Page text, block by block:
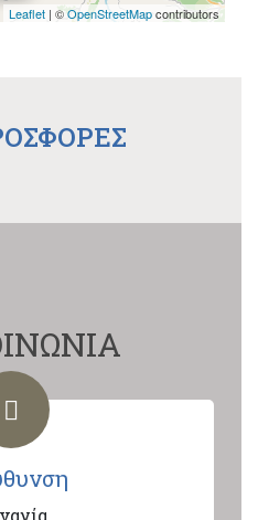
Leaflet | ©OpenStreetMapcontributors